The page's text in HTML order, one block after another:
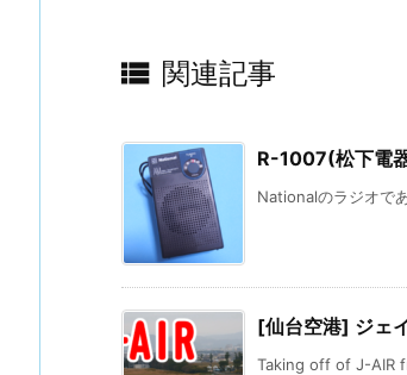
 関連記事
R-1007(松下電
Nationalのラジオで
[仙台空港] ジェ
Taking off of J-AIR